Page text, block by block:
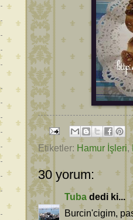
Etiketler: Hamur İşleri,
30 yorum:
Tuba dedi ki...
Burcin'cigim,